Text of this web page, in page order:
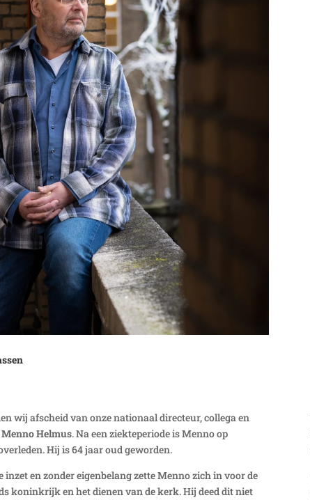
wij afscheid van onze nationaal directeur, collega en
Menno Helmus. Na een ziekteperiode is Menno op
Hij is 64 jaar oud geworden.
inzet en zonder eigenbelang zette Menno zich in voor de
koninkrijk en het dienen van de kerk. Hij deed dit niet